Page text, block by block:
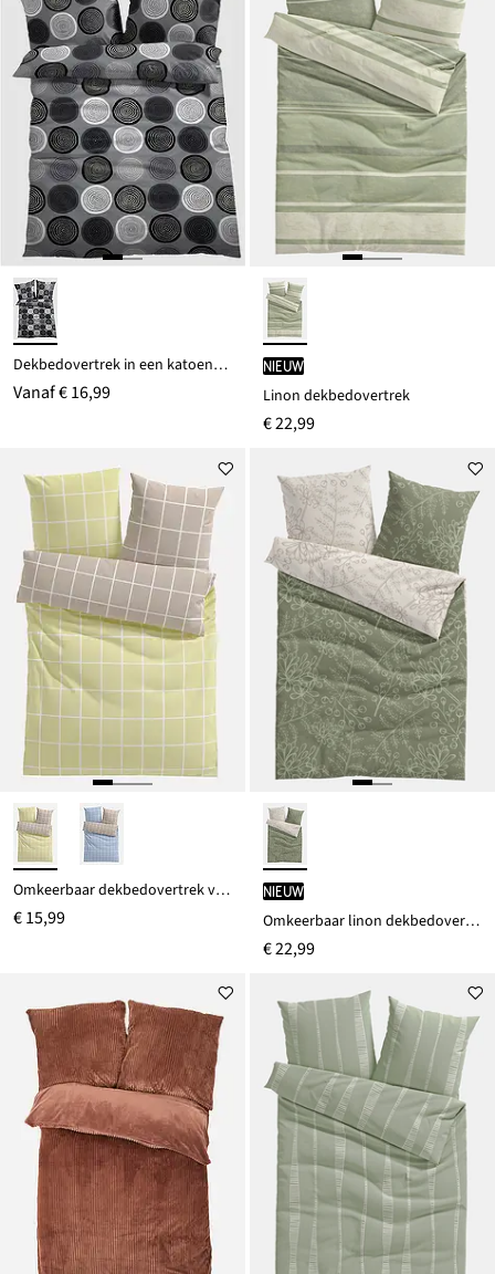
Dekbedovertrek in een katoenmix
Vanaf€ 16,99
Nieuw
Linon dekbedovertrek
€ 22,99
Omkeerbaar dekbedovertrek van katoenmix
€ 15,99
Nieuw
Omkeerbaar linon dekbedovertrek
€ 22,99